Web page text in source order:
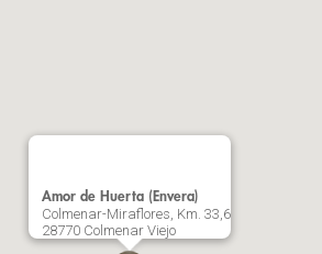
Amor de Huerta (Envera)
Colmenar-Miraflores, Km. 33,6
28770 Colmenar Viejo